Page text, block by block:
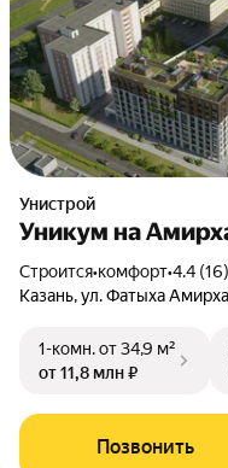
Унистрой
Уникум на
Строится•комфорт•4.4 (16)
Казань, ул. Фатыха
1-комн.от 34,9 м²
от 11,8 млн ₽
Позвонить